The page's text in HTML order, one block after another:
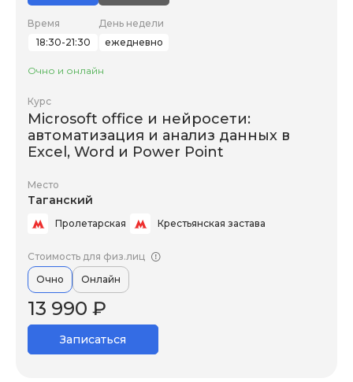
Время
18:30-21:30
День недели
ежедневно
Очно и онлайн
Курс
Microsoft office и нейросети:
автоматизация и анализ данных в
Excel, Word и Power Point
Место
Таганский
Пролетарская Крестьянская застава
Стоимость для физ.лиц
Очно
Онлайн
13 990 ₽
Записаться